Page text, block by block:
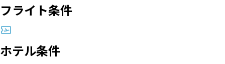
フライト条件
ホテル条件